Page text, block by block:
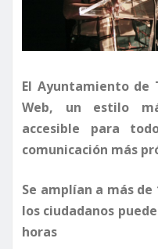
El Ayuntamiento de
Web, un estilo
accesible para
comunicación más
Se amplían a más
los ciudadanos
horas